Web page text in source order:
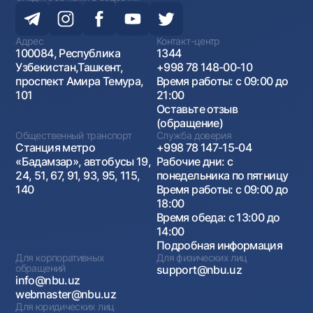
Адрес
100084, Республика
Узбекистан,Ташкент,
проспект Амира Темура,
101
Контакт-центр
1344
+998 78 148-00-10
Время работы: с 09:00 до
21:00
Оставьте отзыв
(обращение)
Общественный транспорт
Станция метро
«Бадамзар», автобусы 19,
24, 51, 67, 91, 93, 95, 115,
140
Служба доверия
+998 78 147-15-04
Рабочие дни: с
понедельника по пятницу
Время работы: с 09:00 до
18:00
Время обеда: с 13:00 до
14:00
Подробная информация
Для корпоративных
обращений
info@nbu.uz
webmaster@nbu.uz
Для физических лиц
support@nbu.uz
Для юридических лиц